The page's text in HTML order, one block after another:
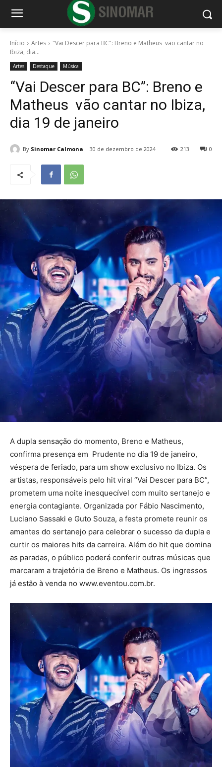
Início Artes
"Vai Descer para BC": Breno e Matheus vão cantar no
Ibiza, dia...
Artes Destaque Música
“Vai Descer para BC”: Breno e
Matheus vão cantar no Ibiza,
dia 19 de janeiro
By Sinomar Calmona 30 de dezembro de 2024 0
213
A dupla sensação do momento, Breno e Matheus,
confirma presença em Prudente no dia 19 de janeiro,
véspera de feriado, para um show exclusivo no Ibiza. Os
artistas, responsáveis pelo hit viral “Vai Descer para BC”,
prometem uma noite inesquecível com muito sertanejo e
energia contagiante. Organizada por Fábio Nascimento,
Luciano Sassaki e Guto Souza, a festa promete reunir os
amantes do sertanejo para celebrar o sucesso da dupla e
curtir os maiores hits da carreira. Além do hit que domina
as paradas, o público poderá conferir outras músicas que
marcaram a trajetória de Breno e Matheus. Os ingressos
já estão à venda no www.eventou.com.br.